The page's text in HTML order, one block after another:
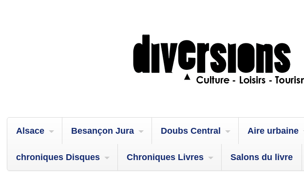
Alsace Besançon Jura Doubs Central Aire urbaine
chroniques Disques Chroniques Livres Salons du livre